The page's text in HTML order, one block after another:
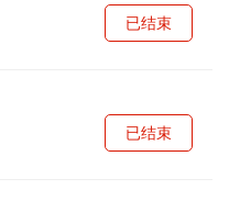
已结束
已结束